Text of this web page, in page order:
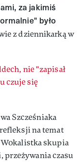
za jakimiś
było
z dziennikarką w
nie "zapisał
czuje się
Szcześniaka
na temat
skupia
przeżywania czasu